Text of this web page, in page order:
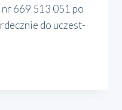
nr 669 513 051 po
do uczest­